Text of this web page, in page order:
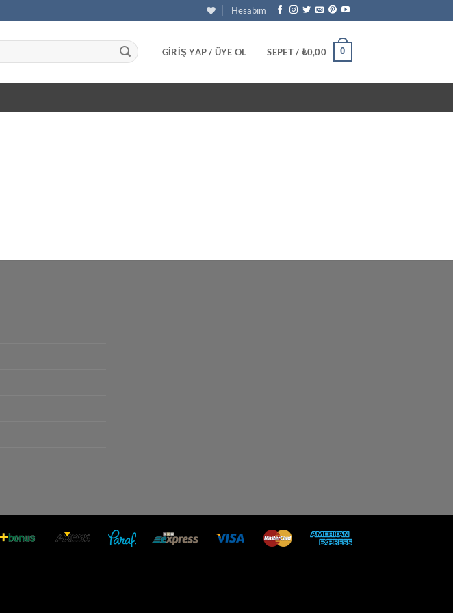
Hesabım
GIRIŞ YAP / ÜYE OL SEPET / ₺0,00 0